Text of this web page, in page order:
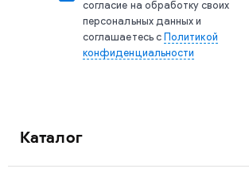
согласие на обработку своих
персональных данных и
соглашаетесь с Политикой
конфиденциальности
Каталог